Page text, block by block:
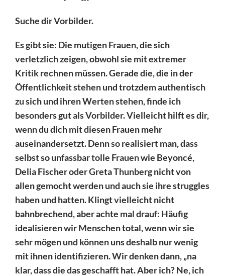
Suche dir Vorbilder.
Es gibt sie: Die mutigen Frauen, die sich
verletzlich zeigen, obwohl sie mit extremer
Kritik rechnen müssen. Gerade die, die in der
Öffentlichkeit stehen und trotzdem authentisch
zu sich und ihren Werten stehen, finde ich
besonders gut als Vorbilder. Vielleicht hilft es dir,
wenn du dich mit diesen Frauen mehr
auseinandersetzt. Denn so realisiert man, dass
selbst so unfassbar tolle Frauen wie Beyoncé,
Delia Fischer oder Greta Thunberg nicht von
allen gemocht werden und auch sie ihre struggles
haben und hatten. Klingt vielleicht nicht
bahnbrechend, aber achte mal drauf: Häufig
idealisieren wir Menschen total, wenn wir sie
sehr mögen und können uns deshalb nur wenig
mit ihnen identifizieren. Wir denken dann, „na
klar, dass die das geschafft hat. Aber ich? Ne, ich